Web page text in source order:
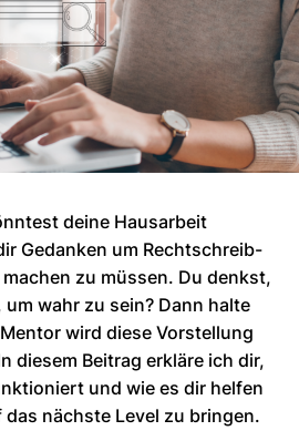
deine Hausarbeit
Gedanken um Rechtschreib-
zu müssen. Du denkst,
wahr zu sein? Dann halte
wird diese Vorstellung
diesem Beitrag erkläre ich dir,
und wie es dir helfen
das nächste Level zu bringen.